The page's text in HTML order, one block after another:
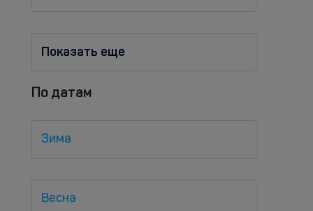
Показать еще
По датам
Зима
Весна